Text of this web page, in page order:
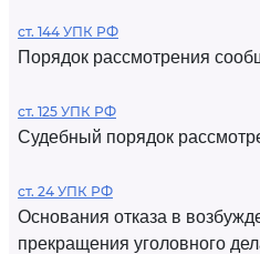
ст. 144 УПК РФ
Порядок рассмотрения
ст. 125 УПК РФ
Судебный порядок
ст. 24 УПК РФ
Основания отказа в
прекращения уголовного